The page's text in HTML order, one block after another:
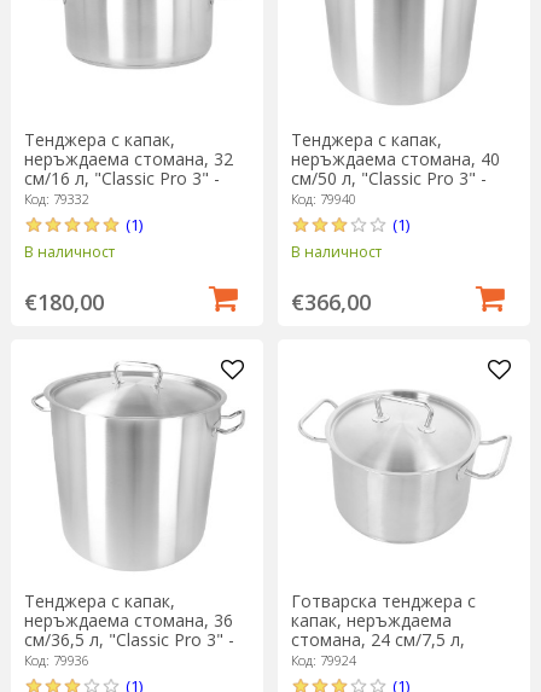
Тенджера с капак,
неръждаема стомана, 32
см/16 л, "Classic Pro 3" -
Demeyere
Код: 79332
(1)
В наличност
€180,00
Тенджера с капак,
неръждаема стомана, 40
см/50 л, "Classic Pro 3" -
Demeyere
Код: 79940
(1)
В наличност
€366,00
Тенджера с капак,
неръждаема стомана, 36
см/36,5 л, "Classic Pro 3" -
Demeyere
Код: 79936
(1)
Готварска тенджера с
капак, неръждаема
стомана, 24 см/7,5 л,
"Classic Pro 3" - Demeyere
Код: 79924
(1)